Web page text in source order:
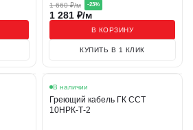
1 660₽/м -23%
1 281 ₽/м
В КОРЗИНУ
КУПИТЬ В 1 КЛИК
Хит Акция
В наличии
Греющий кабель ГК ССТ
10НРК-Т-2